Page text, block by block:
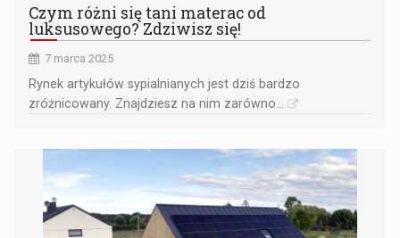
Czym różni się tani materac od
luksusowego? Zdziwisz się!
7 marca 2025
Rynek artykułów sypialnianych jest dziś bardzo
zróżnicowany. Znajdziesz na nim zarówno...